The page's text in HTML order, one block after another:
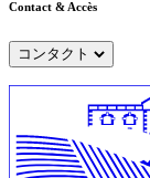
Contact & Accès
コンタクト